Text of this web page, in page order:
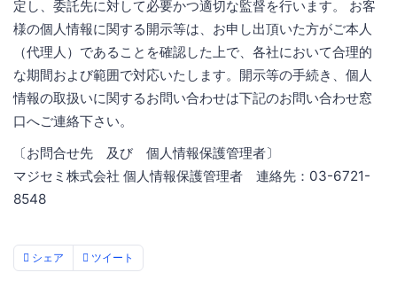
定し、委託先に対して必要かつ適切な監督を行います。 お客
様の個人情報に関する開示等は、お申し出頂いた方がご本人
（代理人）であることを確認した上で、各社において合理的
な期間および範囲で対応いたします。開示等の手続き、個人
情報の取扱いに関するお問い合わせは下記のお問い合わせ窓
口へご連絡下さい。
〔お問合せ先 及び 個人情報保護管理者〕
マジセミ株式会社 個人情報保護管理者 連絡先：03-6721-
8548
シェア ツイート